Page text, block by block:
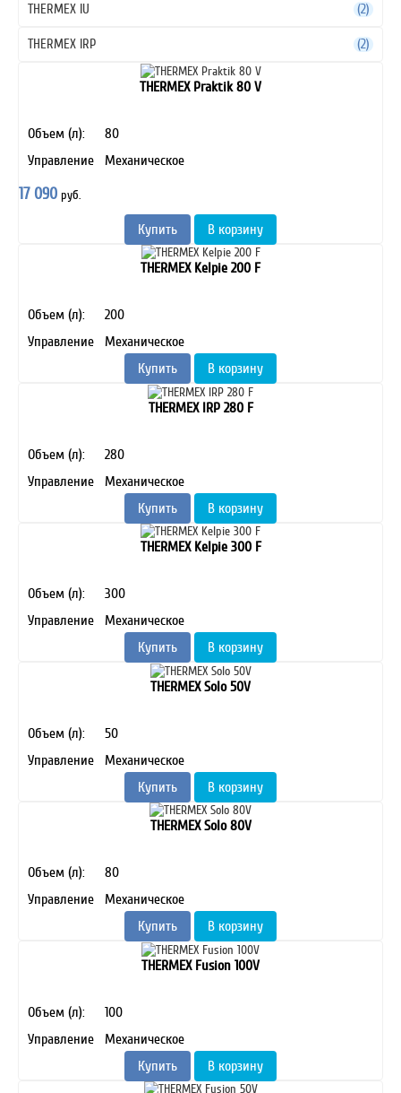
THERMEX IU (2)
THERMEX IRP (2)
THERMEX Praktik 80 V
Объем (л):
80
Управление
Механическое
17 090 руб.
Купить В корзину
THERMEX Kelpie 200 F
Объем (л):
200
Управление
Механическое
Купить
В корзину
THERMEX IRP 280 F
Объем (л):
280
Управление
Механическое
Купить
В корзину
THERMEX Kelpie 300 F
Объем (л):
300
Управление
Механическое
Купить
В корзину
THERMEX Solo 50V
Объем (л):
50
Управление
Механическое
Купить
В корзину
THERMEX Solo 80V
Объем (л):
80
Управление
Механическое
Купить
В корзину
THERMEX Fusion 100V
Объем (л):
100
Управление
Механическое
Купить
В корзину